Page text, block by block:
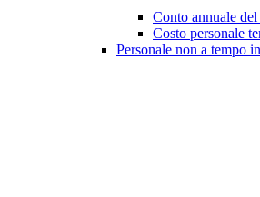
Conto annuale del
Costo personale
Personale non a tempo